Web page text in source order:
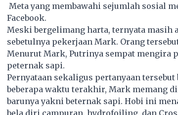
Meta yang membawahi sejumlah sosial
Facebook.
Meski bergelimang harta, ternyata masih
sebetulnya pekerjaan Mark. Orang
Menurut Mark, Putrinya sempat mengira
peternak sapi.
Pernyataan sekaligus pertanyaan tersebut
beberapa waktu terakhir, Mark memang
barunya yakni beternak sapi. Hobi ini
bela diri campuran, hydrofoiling, dan